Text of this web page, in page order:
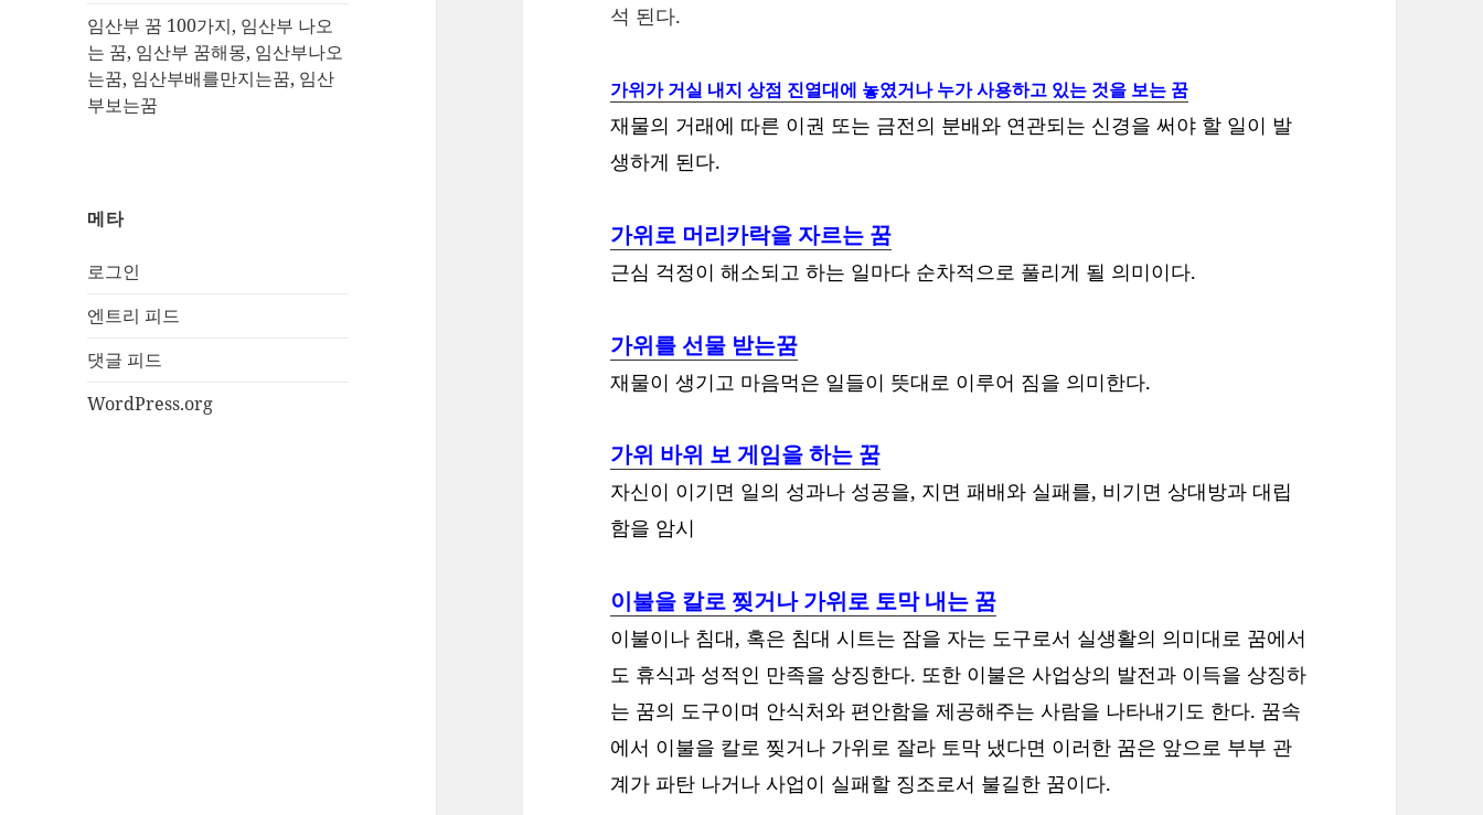
임산부 꿈 100가지, 임산부 나오
는 꿈, 임산부 꿈해몽, 임산부나오
는꿈, 임산부배를만지는꿈, 임산
부보는꿈
메타
로그인
엔트리 피드
댓글 피드
WordPress.org
석 된다.
가위가 거실 내지 상점 진열대에 놓였거나 누가 사용하고 있는 것을 보는 꿈
재물의 거래에 따른 이권 또는 금전의 분배와 연관되는 신경을 써야 할 일이 발
생하게 된다.
가위로 머리카락을 자르는 꿈
근심 걱정이 해소되고 하는 일마다 순차적으로 풀리게 될 의미이다.
가위를 선물 받는꿈
재물이 생기고 마음먹은 일들이 뜻대로 이루어 짐을 의미한다.
가위 바위 보 게임을 하는 꿈
자신이 이기면 일의 성과나 성공을, 지면 패배와 실패를, 비기면 상대방과 대립
함을 암시
이불을 칼로 찢거나 가위로 토막 내는 꿈
이불이나 침대, 혹은 침대 시트는 잠을 자는 도구로서 실생활의 의미대로 꿈에서
도 휴식과 성적인 만족을 상징한다. 또한 이불은 사업상의 발전과 이득을 상징하
는 꿈의 도구이며 안식처와 편안함을 제공해주는 사람을 나타내기도 한다. 꿈속
에서 이불을 칼로 찢거나 가위로 잘라 토막 냈다면 이러한 꿈은 앞으로 부부 관
계가 파탄 나거나 사업이 실패할 징조로서 불길한 꿈이다.